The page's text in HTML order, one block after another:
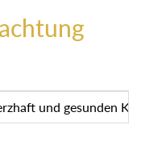
und gesunden